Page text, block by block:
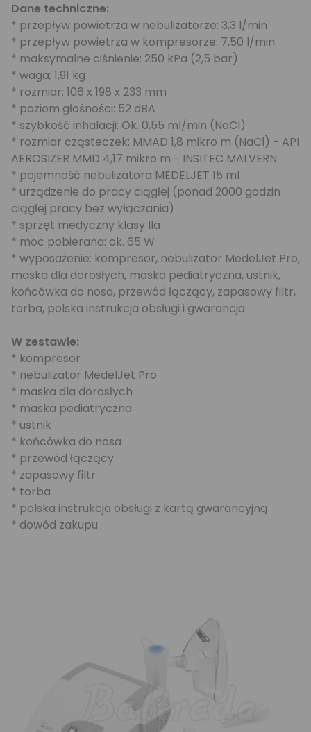
Dane techniczne:
* przepływ powietrza w nebulizatorze: 3,3 l/min
* przepływ powietrza w kompresorze: 7,50 l/min
* maksymalne ciśnienie: 250 kPa (2,5 bar)
* waga; 1,91 kg
* rozmiar: 106 x 198 x 233 mm
* poziom głośności: 52 dBA
* szybkość inhalacji: Ok. 0,55 ml/min (NaCl)
* rozmiar cząsteczek: MMAD 1,8 mikro m (NaCl) - API
AEROSIZER MMD 4,17 mikro m - INSITEC MALVERN
* pojemność nebulizatora MEDELJET 15 ml
* urządzenie do pracy ciągłej (ponad 2000 godzin
ciągłej pracy bez wyłączania)
* sprzęt medyczny klasy IIa
* moc pobierana: ok. 65 W
* wyposażenie: kompresor, nebulizator MedelJet Pro,
maska dla dorosłych, maska pediatryczna, ustnik,
końcówka do nosa, przewód łączący, zapasowy filtr,
torba, polska instrukcja obsługi i gwarancja
W zestawie:
* kompresor
* nebulizator MedelJet Pro
* maska dla dorosłych
* maska pediatryczna
* ustnik
* końcówka do nosa
* przewód łączący
* zapasowy filtr
* torba
* polska instrukcja obsługi z kartą gwarancyjną
* dowód zakupu